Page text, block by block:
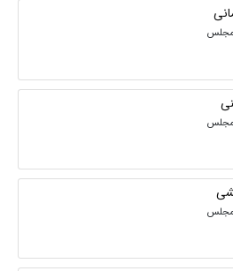
مجلس
مجلس
مجلس